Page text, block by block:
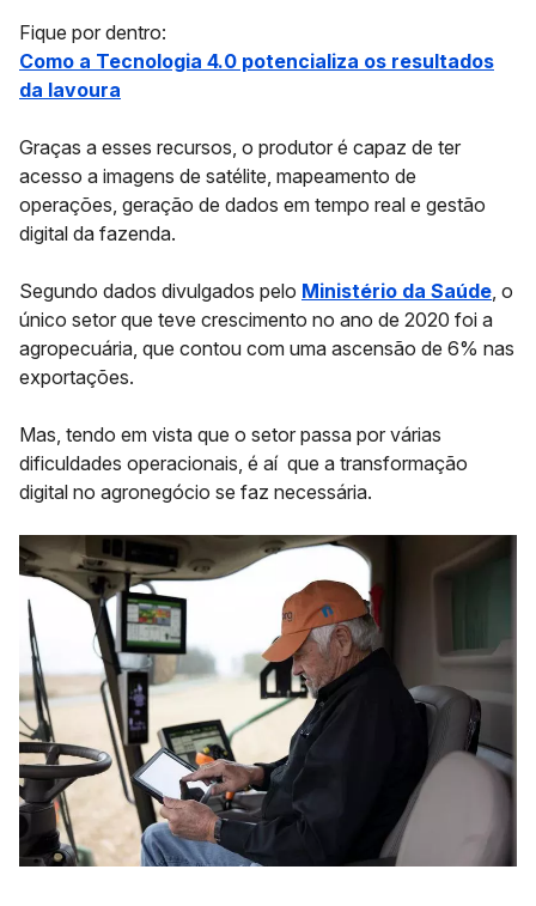
Fique por dentro:
Como a Tecnologia 4.0 potencializa os resultados
da lavoura
Graças a esses recursos, o produtor é capaz de ter
acesso a imagens de satélite, mapeamento de
operações, geração de dados em tempo real e gestão
digital da fazenda.
Segundo dados divulgados pelo Ministério da Saúde, o
único setor que teve crescimento no ano de 2020 foi a
agropecuária, que contou com uma ascensão de 6% nas
exportações.
Mas, tendo em vista que o setor passa por várias
dificuldades operacionais, é aí que a transformação
digital no agronegócio se faz necessária.